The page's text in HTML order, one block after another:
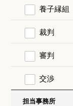
養子縁組
裁判
審判
交渉
担当事務所